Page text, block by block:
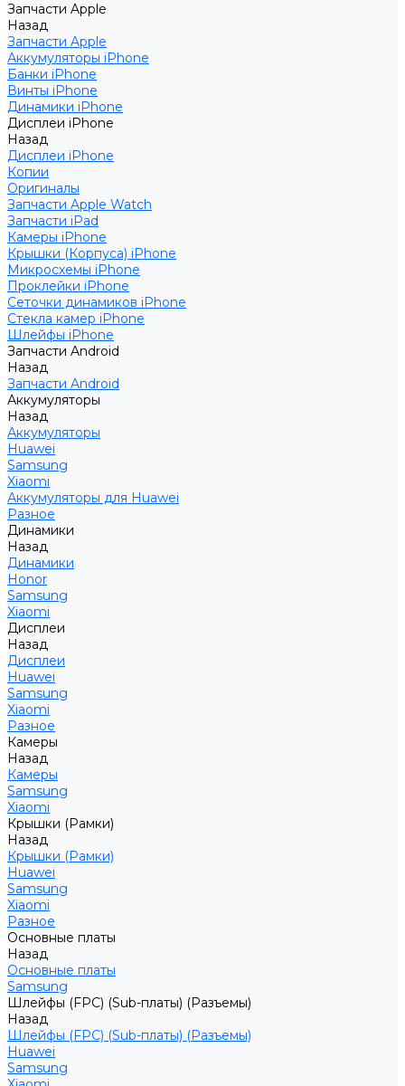
Запчасти Apple
Назад
Запчасти Apple
Аккумуляторы iPhone
Банки iPhone
Винты iPhone
Динамики iPhone
Дисплеи iPhone
Назад
Дисплеи iPhone
Копии
Оригиналы
Запчасти Apple Watch
Запчасти iPad
Камеры iPhone
Крышки (Корпуса) iPhone
Микросхемы iPhone
Проклейки iPhone
Сеточки динамиков iPhone
Стекла камер iPhone
Шлейфы iPhone
Запчасти Android
Назад
Запчасти Android
Аккумуляторы
Назад
Аккумуляторы
Huawei
Samsung
Xiaomi
Аккумуляторы для Huawei
Разное
Динамики
Назад
Динамики
Honor
Samsung
Xiaomi
Дисплеи
Назад
Дисплеи
Huawei
Samsung
Xiaomi
Разное
Камеры
Назад
Камеры
Samsung
Xiaomi
Крышки (Рамки)
Назад
Крышки (Рамки)
Huawei
Samsung
Xiaomi
Разное
Основные платы
Назад
Основные платы
Samsung
Шлейфы (FPC) (Sub-платы) (Разъемы)
Назад
Шлейфы (FPC) (Sub-платы) (Разъемы)
Huawei
Samsung